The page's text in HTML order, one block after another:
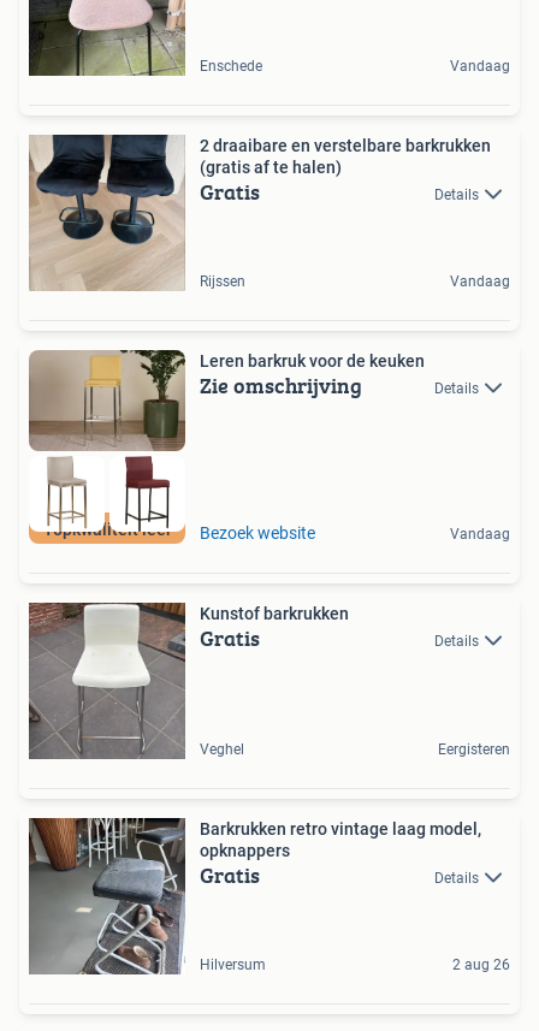
Enschede Vandaag
2 draaibare en verstelbare barkrukken
(gratis af te halen)
Gratis Details
Rijssen Vandaag
Topkwaliteit leer
Leren barkruk voor de keuken
Zie omschrijving Details
Bezoek website Vandaag
Kunstof barkrukken
Gratis Details
Veghel Eergisteren
Barkrukken retro vintage laag model,
opknappers
Gratis Details
Hilversum 2 aug 26